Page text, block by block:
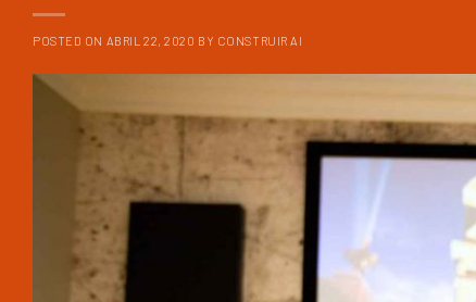
POSTED ON ABRIL 22, 2020 BY CONSTRUIR AI